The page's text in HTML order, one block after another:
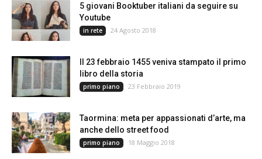
5 giovani Booktuber italiani da seguire su
Youtube
in rete 24 Agosto 2018
Il 23 febbraio 1455 veniva stampato il primo
libro della storia
primo piano 23 Febbraio 2019
Taormina: meta per appassionati d’arte, ma
anche dello street food
primo piano 18 Maggio 2018